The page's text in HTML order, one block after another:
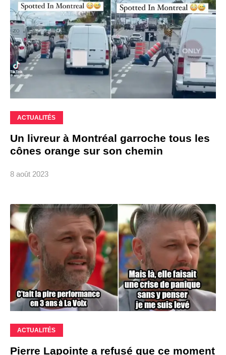
ACTUALITÉS
Un livreur à Montréal garroche tous les
cônes orange sur son chemin
8 août 2023
ACTUALITÉS
Pierre Lapointe a refusé que ce moment